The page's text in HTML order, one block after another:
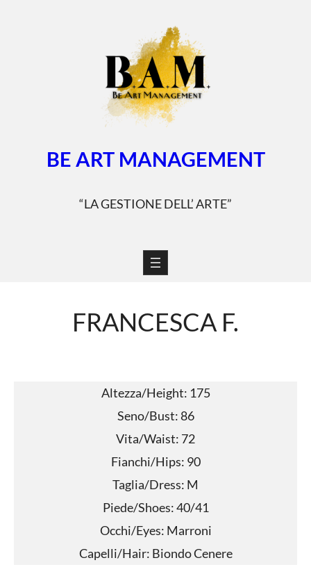
BE ART MANAGEMENT
“LA GESTIONE DELL’ ARTE”
FRANCESCA F.
Altezza/Height: 175
Seno/Bust: 86
Vita/Waist: 72
Fianchi/Hips: 90
Taglia/Dress: M
Piede/Shoes: 40/41
Occhi/Eyes: Marroni
Capelli/Hair: Biondo Cenere